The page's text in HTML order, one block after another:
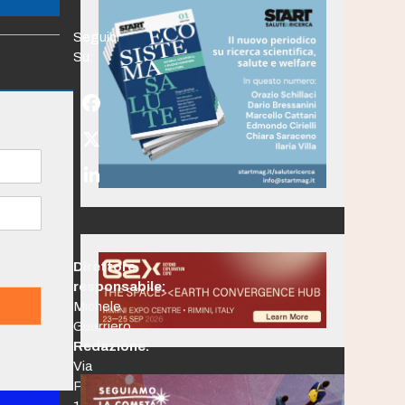
Seguici
Su:
Facebook
Twitter
(deprecated)
LinkedIn
Direttore
responsabile:
Michele
Guerriero
Redazione:
Via
Po,